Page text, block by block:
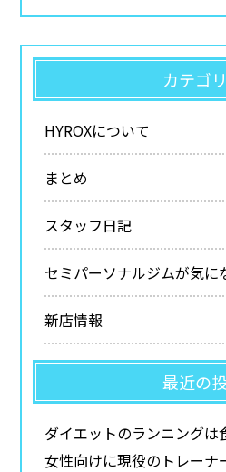
カテゴ
HYROXについて
まとめ
スタッフ日記
セミパーソナルジムが気に
新店情報
最近の
ダイエットのランニングは
女性向けに現役のトレーナ